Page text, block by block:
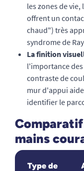
les zones de
offrent un
chaud") très
syndrome de
La finition
l'importance
contraste de
mur d'appui
identifier le
mains
Type de